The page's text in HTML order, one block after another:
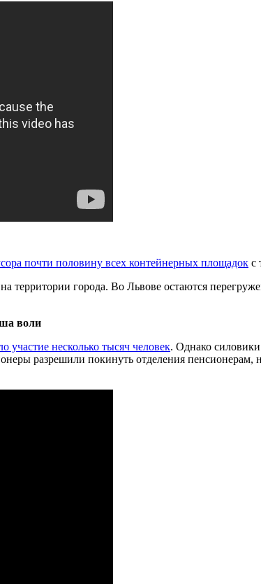
почти половину всех контейнерных площадок с
территории города. Во Львове остаются
воли
несколько тысяч человек. Однако
разрешили покинуть отделения